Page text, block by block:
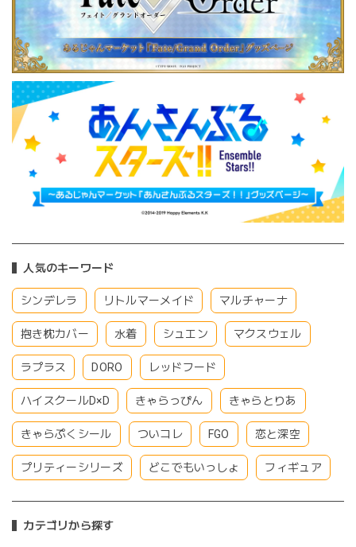
人気のキーワード
シンデレラ リトルマーメイド マルチャーナ
抱き枕カバー 水着 シュエン マクスウェル
ラプラス DORO レッドフード
ハイスクールD×D きゃらっぴん きゃらとりあ
きゃらぷくシール ついコレ FGO 恋と深空
プリティーシリーズ どこでもいっしょ フィギュア
カテゴリから探す